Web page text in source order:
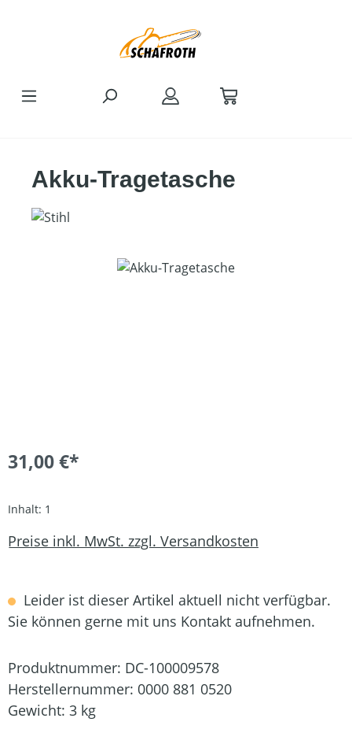
Akku-Tragetasche
Bildergalerie überspringen
31,00 €*
Inhalt: 1
Preise inkl. MwSt. zzgl. Versandkosten
Leider ist dieser Artikel aktuell nicht verfügbar.
Sie können gerne mit uns Kontakt aufnehmen.
Produktnummer: DC-100009578
Herstellernummer: 0000 881 0520
Gewicht: 3 kg